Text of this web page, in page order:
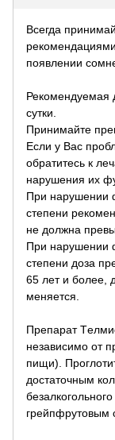
Всегда
появлении
Рекомендуемая
сутки.
Принимайте
Если у Вас
обратитесь к
нарушения их
При нарушении
степени
не должна
При нарушении
степени доза
65 лет и более,
меняется.
Препарат
независимо от
пищи).
достаточным
грейпфрутовым